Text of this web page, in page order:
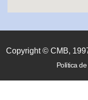
Copyright © CMB,
Política